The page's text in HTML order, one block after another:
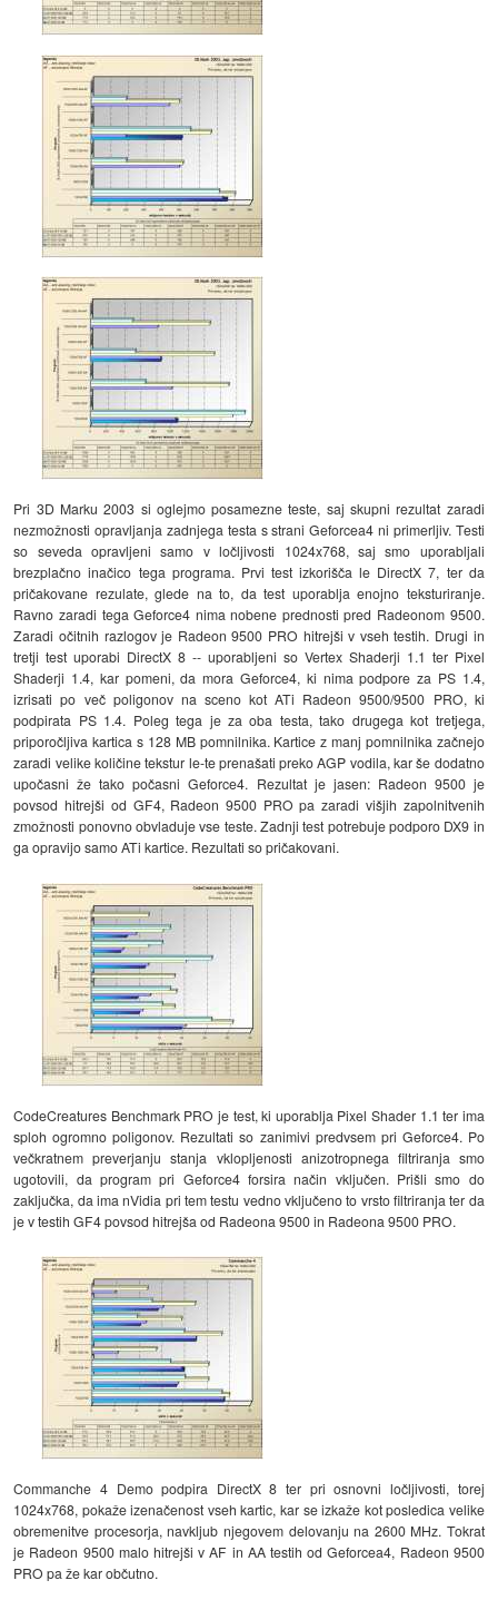
Pri 3D Marku 2003 si oglejmo posamezne teste, saj skupni rezultat zaradi
nezmožnosti opravljanja zadnjega testa s strani Geforcea4 ni primerljiv. Testi
so seveda opravljeni samo v ločljivosti 1024x768, saj smo uporabljali
brezplačno inačico tega programa. Prvi test izkorišča le DirectX 7, ter da
pričakovane rezulate, glede na to, da test uporablja enojno teksturiranje.
Ravno zaradi tega Geforce4 nima nobene prednosti pred Radeonom 9500.
Zaradi očitnih razlogov je Radeon 9500 PRO hitrejši v vseh testih. Drugi in
tretji test uporabi DirectX 8 -- uporabljeni so Vertex Shaderji 1.1 ter Pixel
Shaderji 1.4, kar pomeni, da mora Geforce4, ki nima podpore za PS 1.4,
izrisati po več poligonov na sceno kot ATi Radeon 9500/9500 PRO, ki
podpirata PS 1.4. Poleg tega je za oba testa, tako drugega kot tretjega,
priporočljiva kartica s 128 MB pomnilnika. Kartice z manj pomnilnika začnejo
zaradi velike količine tekstur le-te prenašati preko AGP vodila, kar še dodatno
upočasni že tako počasni Geforce4. Rezultat je jasen: Radeon 9500 je
povsod hitrejši od GF4, Radeon 9500 PRO pa zaradi višjih zapolnitvenih
zmožnosti ponovno obvladuje vse teste. Zadnji test potrebuje podporo DX9 in
ga opravijo samo ATi kartice. Rezultati so pričakovani.
CodeCreatures Benchmark PRO je test, ki uporablja Pixel Shader 1.1 ter ima
sploh ogromno poligonov. Rezultati so zanimivi predvsem pri Geforce4. Po
večkratnem preverjanju stanja vklopljenosti anizotropnega filtriranja smo
ugotovili, da program pri Geforce4 forsira način vključen. Prišli smo do
zaključka, da ima nVidia pri tem testu vedno vključeno to vrsto filtriranja ter da
je v testih GF4 povsod hitrejša od Radeona 9500 in Radeona 9500 PRO.
Commanche 4 Demo podpira DirectX 8 ter pri osnovni ločljivosti, torej
1024x768, pokaže izenačenost vseh kartic, kar se izkaže kot posledica velike
obremenitve procesorja, navkljub njegovem delovanju na 2600 MHz. Tokrat
je Radeon 9500 malo hitrejši v AF in AA testih od Geforcea4, Radeon 9500
PRO pa že kar občutno.